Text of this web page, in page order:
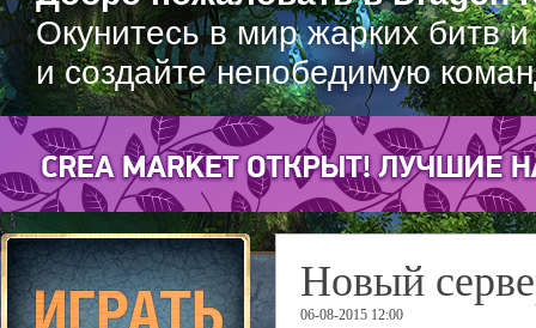
Окунитесь в мир жарких битв
и создайте непобедимую
Новый
06-08-2015 12:00